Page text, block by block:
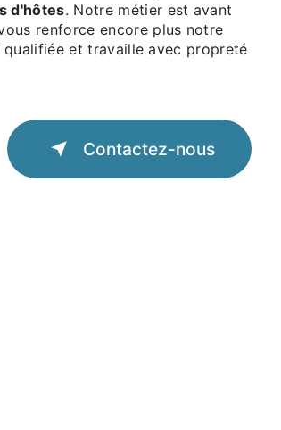
d'hôtes. Notre métier est avant
renforce encore plus notre
et travaille avec propreté
Contactez-nous